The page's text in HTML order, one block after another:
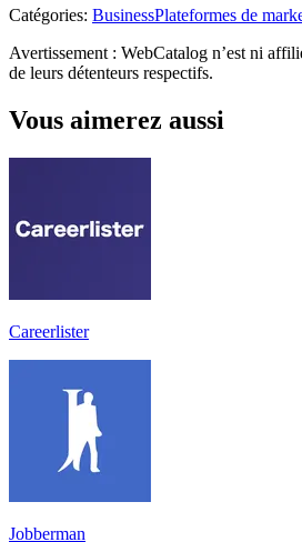
Catégories: BusinessPlateformes de
Avertissement : WebCatalog n’est ni
de leurs détenteurs respectifs.
Vous aimerez aussi
Careerlister
Jobberman